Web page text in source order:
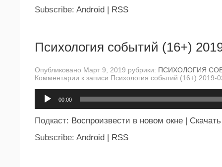
Subscribe: Android RSS
Психология событий (16+)
Опубликовано Март 9, 2019 рубрики: ПСИХОЛОГИЯ
Комментарии к записи Психология событий (16+) 2019-
00:00
Подкаст: Воспроизвести в новом окне | Скачать
Subscribe: Android | RSS